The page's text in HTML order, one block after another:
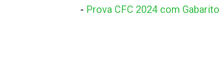
- Prova CFC 2024 com Gabarito